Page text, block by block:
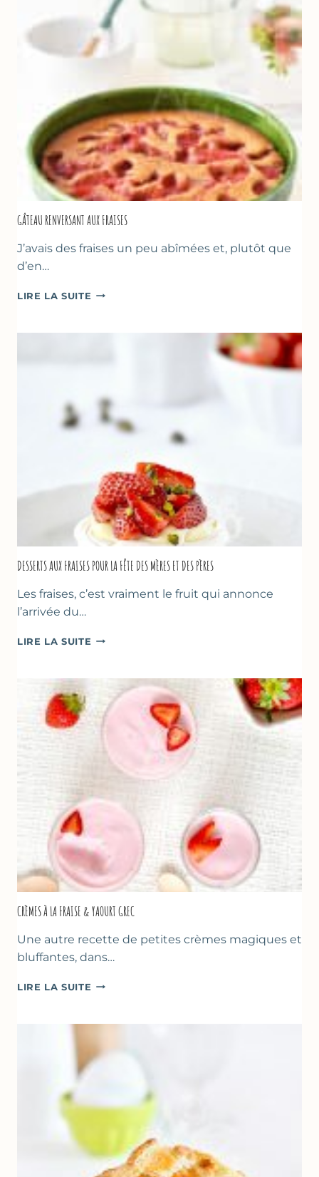
GÂTEAU RENVERSANT AUX FRAISES
J’avais des fraises un peu abîmées et, plutôt que
d’en…
LIRE LA SUITE GÂTEAU
FRAISES
DESSERTS AUX FRAISES POUR LA FÊTE DES MÈRES ET DES PÈRES
Les fraises, c’est vraiment le fruit qui annonce
l’arrivée du…
LIRE LA SUITE DESSERTS
POUR
FÊTE
DES
CRÈMES À LA FRAISE & YAOURT GREC
Une autre recette de petites crèmes magiques et
bluffantes, dans…
LIRE LA SUITE CRÈMES
FRAISE
YAOURT
GREC